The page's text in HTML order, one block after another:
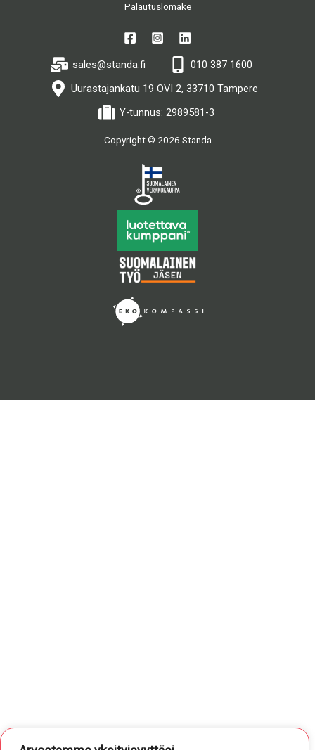
Palautuslomake
sales@standa.fi
010 387 1600
Uurastajankatu 19 OVI 2, 33710 Tampere
Y-tunnus: 2989581-3
Copyright © 2026 Standa